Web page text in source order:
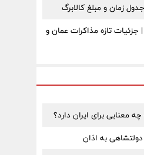
جزئیات تازه مذاکرات عمان و
معنایی برای ایران دارد؟
به اذان